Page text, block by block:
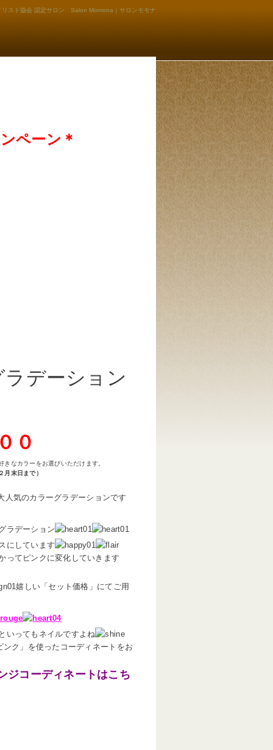
リスト協会 認定サロン Salon Momona｜サロンモモナ
ペーン＊
デーション
０
なカラーをお選びいただけます。
月末日まで）
人気のカラーグラデーションです
ラデーション
にしています
ってピンクに変化していきます
嬉しい「セット価格」にてご用
いってもネイルですよね
ク」を使ったコーディネートをお
ジコーディネートはこち